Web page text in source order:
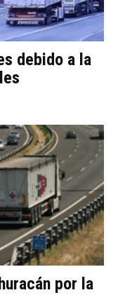
debido a la
por la